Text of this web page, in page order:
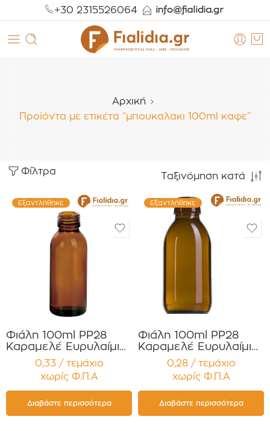
+30 2315526064
Αρχική
Προϊόντα με ετικέτα “μπουκαλακι 100ml καφε”
Φίλτρα Ταξινόμηση κατά
Εξαντλήθηκε
Φιάλη 100ml PP28
Καραμελέ Ευρυλαίμια
για Έλαια, Βάμματα
Αρώματα Συσκευασία
12 τεμαχίων
0,33 / τεμάχιο
χωρίς Φ.Π.Α
Διαβάστε περισσότερα
Εξαντλήθηκε
Φιάλη 100ml PP28
Καραμελέ Ευρυλαίμια
για Έλαια, Βάμματα
Αρώματα Συσκευασία
12 τεμαχίων
0,28 / τεμάχιο
χωρίς Φ.Π.Α
Διαβάστε περισσότερα